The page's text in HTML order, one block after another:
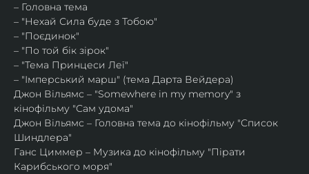
– Головна тема
– "Нехай Сила буде з Тобою"
– "Поєдинок"
– "По той бік зірок"
– "Тема Принцеси Леї"
– "Імперський марш" (тема Дарта Вейдера)
Джон Вільямс – "Somewhere in my memory" з
кінофільму "Сам удома"
Джон Вільямс – Головна тема до кінофільму "Список
Шиндлера"
Ганс Циммер – Музика до кінофільму "Пірати
Карибського моря"